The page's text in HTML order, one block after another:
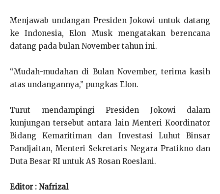
Menjawab undangan Presiden Jokowi untuk datang
ke Indonesia, Elon Musk mengatakan berencana
datang pada bulan November tahun ini.
“Mudah-mudahan di Bulan November, terima kasih
atas undangannya,” pungkas Elon.
Turut mendampingi Presiden Jokowi dalam
kunjungan tersebut antara lain Menteri Koordinator
Bidang Kemaritiman dan Investasi Luhut Binsar
Pandjaitan, Menteri Sekretaris Negara Pratikno dan
Duta Besar RI untuk AS Rosan Roeslani.
Editor : Nafrizal